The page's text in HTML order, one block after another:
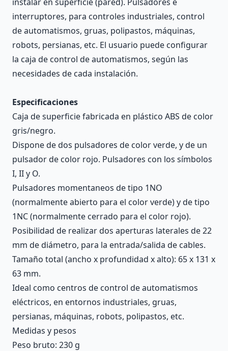
interruptores, para controles industriales, control
de automatismos, gruas, polipastos, máquinas,
robots, persianas, etc. El usuario puede configurar
la caja de control de automatismos, según las
necesidades de cada instalación.
Especificaciones
Caja de superficie fabricada en plástico ABS de color
gris/negro.
Dispone de dos pulsadores de color verde, y de un
pulsador de color rojo. Pulsadores con los símbolos
I, II y O.
Pulsadores momentaneos de tipo 1NO
(normalmente abierto para el color verde) y de tipo
1NC (normalmente cerrado para el color rojo).
Posibilidad de realizar dos aperturas laterales de 22
mm de diámetro, para la entrada/salida de cables.
Tamaño total (ancho x profundidad x alto): 65 x 131 x
63 mm.
Ideal como centros de control de automatismos
eléctricos, en entornos industriales, gruas,
persianas, máquinas, robots, polipastos, etc.
Medidas y pesos
Peso bruto: 230 g